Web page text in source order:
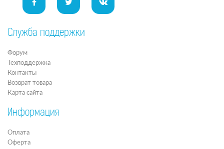
Служба поддержки
Форум
Техподдержка
Контакты
Возврат товара
Карта сайта
Информация
Оплата
Оферта